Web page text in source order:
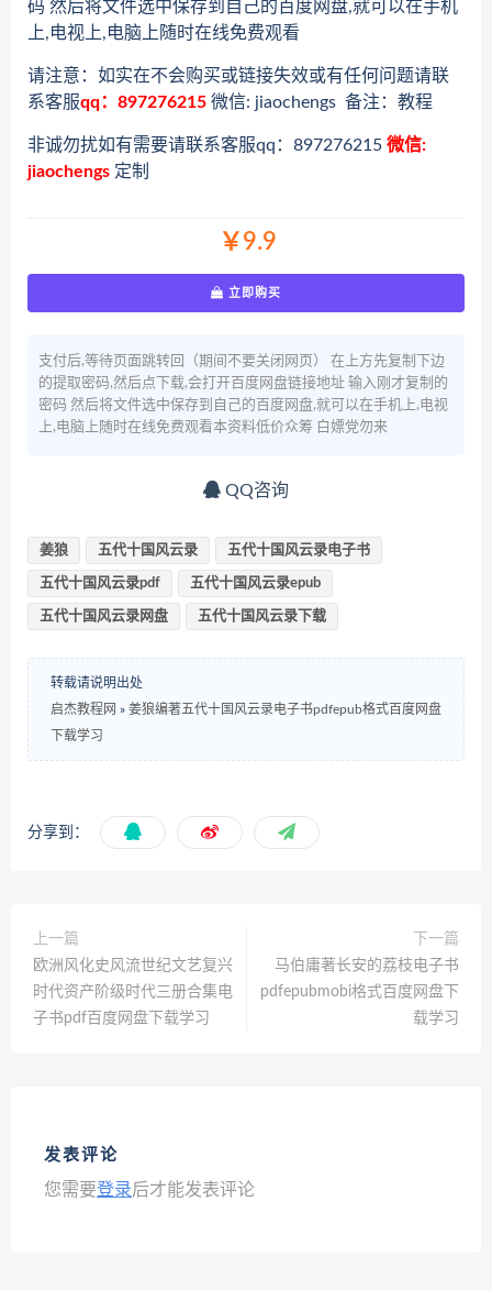
码 然后将文件选中保存到自己的百度网盘,就可以在手机
上,电视上,电脑上随时在线免费观看
请注意：如实在不会购买或链接失效或有任何问题请联
系客服qq：897276215 微信: jiaochengs 备注：教程
非诚勿扰如有需要请联系客服qq：897276215 微信:
jiaochengs 定制
￥9.9
立即购买
支付后,等待页面跳转回（期间不要关闭网页） 在上方先复制下边
的提取密码,然后点下载,会打开百度网盘链接地址 输入刚才复制的
密码 然后将文件选中保存到自己的百度网盘,就可以在手机上,电视
上,电脑上随时在线免费观看本资料低价众筹 白嫖党勿来
QQ咨询
姜狼 五代十国风云录 五代十国风云录电子书
五代十国风云录pdf 五代十国风云录epub
五代十国风云录网盘 五代十国风云录下载
转载请说明出处
启杰教程网 » 姜狼编著五代十国风云录电子书pdfepub格式百度网盘
下载学习
分享到：
上一篇
欧洲风化史风流世纪文艺复兴
时代资产阶级时代三册合集电
子书pdf百度网盘下载学习
下一篇
马伯庸著长安的荔枝电子书
pdfepubmobi格式百度网盘下
载学习
发表评论
您需要登录后才能发表评论